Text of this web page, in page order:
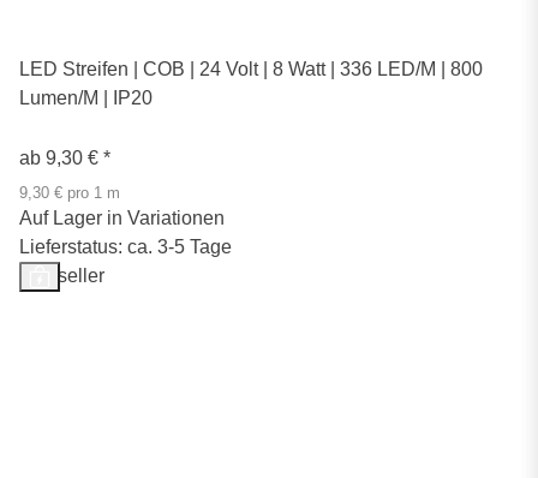
LED Streifen | COB | 24 Volt | 8 Watt | 336 LED/M | 800
Lumen/M | IP20
ab 9,30 € *
9,30 € pro 1 m
Auf Lager in Variationen
Lieferstatus: ca. 3-5 Tage
Bestseller